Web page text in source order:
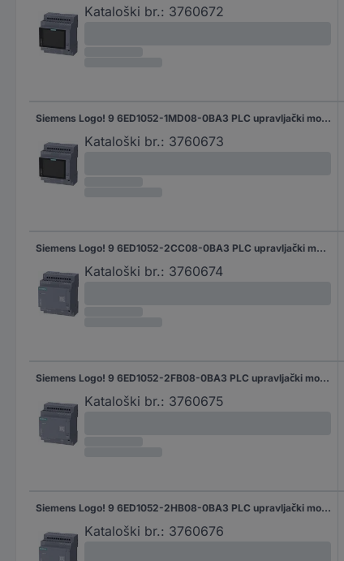
Kataloški br.: 3760672
Siemens Logo! 9 6ED1052-1MD08-0BA3 PLC upravljački modul 24 V/DC, 12 V/DC
Kataloški br.: 3760673
Siemens Logo! 9 6ED1052-2CC08-0BA3 PLC upravljački modul 24 V/DC
Kataloški br.: 3760674
Siemens Logo! 9 6ED1052-2FB08-0BA3 PLC upravljački modul 115 V/AC, 115 V/DC, 230 V/AC, 230 V/DC
Kataloški br.: 3760675
Siemens Logo! 9 6ED1052-2HB08-0BA3 PLC upravljački modul 24 V/DC
Kataloški br.: 3760676